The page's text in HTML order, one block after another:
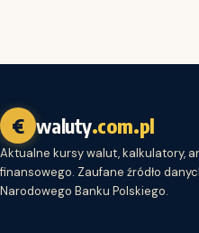
€ waluty.com.pl
Aktualne kursy walut, kalkulatory,
finansowego. Zaufane źródło
Narodowego Banku Polskiego.